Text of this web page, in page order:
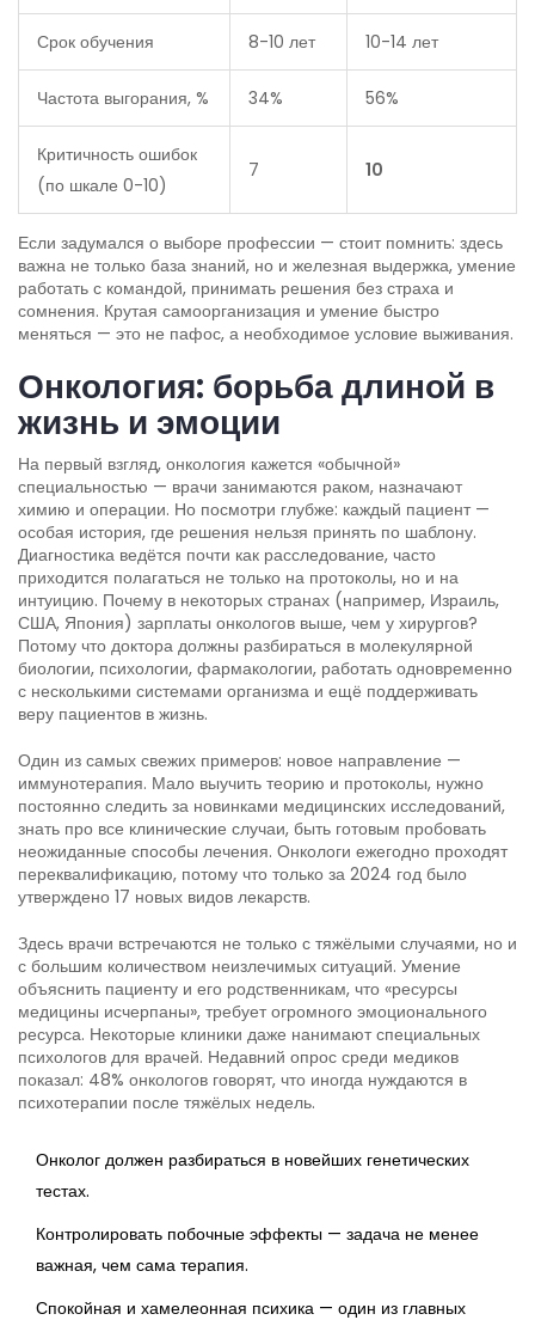
Срок обучения 8-10 лет 10-14 лет
Частота выгорания, % 34% 56%
Критичность ошибок
(по шкале 0-10)
7 10
Если задумался о выборе профессии — стоит помнить: здесь
важна не только база знаний, но и железная выдержка, умение
работать с командой, принимать решения без страха и
сомнения. Крутая самоорганизация и умение быстро
меняться — это не пафос, а необходимое условие выживания.
Онкология: борьба длиной в
жизнь и эмоции
На первый взгляд, онкология кажется «обычной»
специальностью — врачи занимаются раком, назначают
химию и операции. Но посмотри глубже: каждый пациент —
особая история, где решения нельзя принять по шаблону.
Диагностика ведётся почти как расследование, часто
приходится полагаться не только на протоколы, но и на
интуицию. Почему в некоторых странах (например, Израиль,
США, Япония) зарплаты онкологов выше, чем у хирургов?
Потому что доктора должны разбираться в молекулярной
биологии, психологии, фармакологии, работать одновременно
с несколькими системами организма и ещё поддерживать
веру пациентов в жизнь.
Один из самых свежих примеров: новое направление —
иммунотерапия. Мало выучить теорию и протоколы, нужно
постоянно следить за новинками медицинских исследований,
знать про все клинические случаи, быть готовым пробовать
неожиданные способы лечения. Онкологи ежегодно проходят
переквалификацию, потому что только за 2024 год было
утверждено 17 новых видов лекарств.
Здесь врачи встречаются не только с тяжёлыми случаями, но и
с большим количеством неизлечимых ситуаций. Умение
объяснить пациенту и его родственникам, что «ресурсы
медицины исчерпаны», требует огромного эмоционального
ресурса. Некоторые клиники даже нанимают специальных
психологов для врачей. Недавний опрос среди медиков
показал: 48% онкологов говорят, что иногда нуждаются в
психотерапии после тяжёлых недель.
Онколог должен разбираться в новейших генетических
тестах.
Контролировать побочные эффекты — задача не менее
важная, чем сама терапия.
Спокойная и хамелеонная психика — один из главных